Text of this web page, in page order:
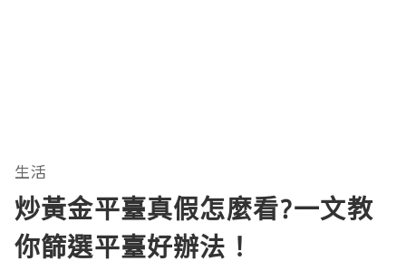
生活
炒黃金平臺真假怎麼看?一文教
你篩選平臺好辦法！